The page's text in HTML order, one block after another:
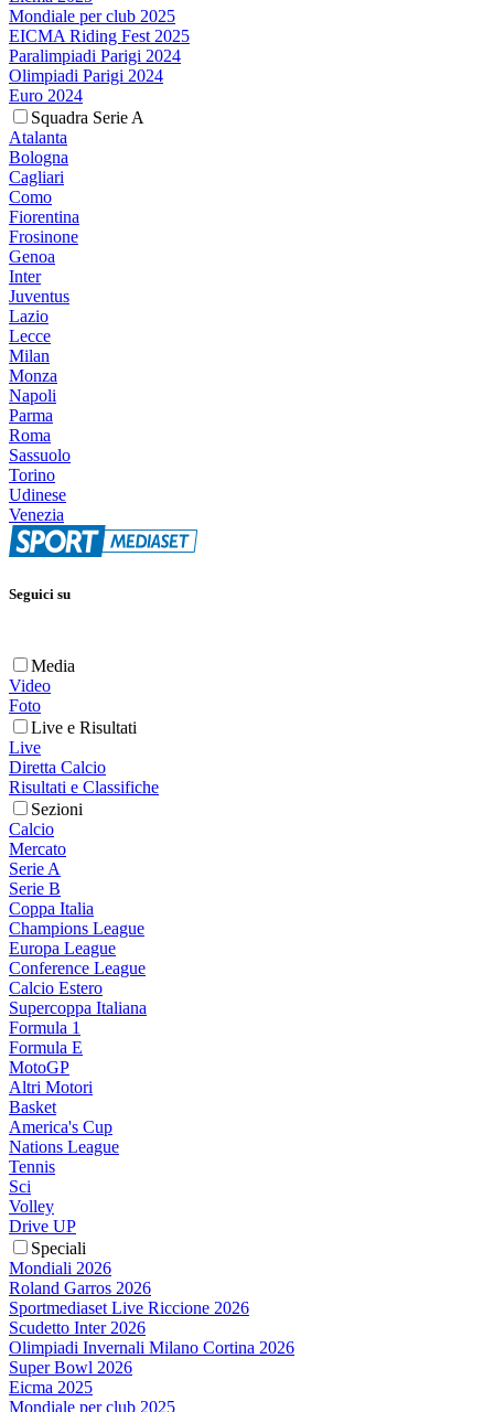
Mondiale per club 2025
EICMA Riding Fest 2025
Paralimpiadi Parigi 2024
Olimpiadi Parigi 2024
Euro 2024
Squadra Serie A
Atalanta
Bologna
Cagliari
Como
Fiorentina
Frosinone
Genoa
Inter
Juventus
Lazio
Lecce
Milan
Monza
Napoli
Parma
Roma
Sassuolo
Torino
Udinese
Venezia
Seguici su
Media
Video
Foto
Live e Risultati
Live
Diretta Calcio
Risultati e Classifiche
Sezioni
Calcio
Mercato
Serie A
Serie B
Coppa Italia
Champions League
Europa League
Conference League
Calcio Estero
Supercoppa Italiana
Formula 1
Formula E
MotoGP
Altri Motori
Basket
America's Cup
Nations League
Tennis
Sci
Volley
Drive UP
Speciali
Mondiali 2026
Roland Garros 2026
Sportmediaset Live Riccione 2026
Scudetto Inter 2026
Olimpiadi Invernali Milano Cortina 2026
Super Bowl 2026
Eicma 2025
Mondiale per club 2025